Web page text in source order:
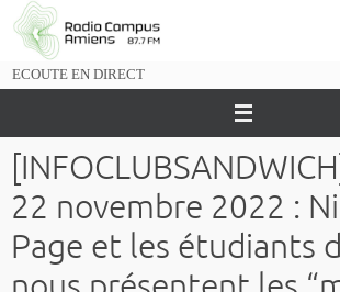
Passer
vers
ECOUTE EN DIRECT
22 novembre 2022 :
Page et les étudiants